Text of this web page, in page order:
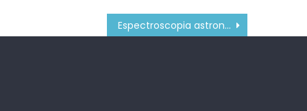
Espectroscopia astronomica